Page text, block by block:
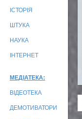
ІСТОРІЯ
ШТУКА
НАУКА
ІНТЕРНЕТ
МЕДІАТЕКА:
ВІДЕОТЕКА
ДЕМОТИВАТОРИ